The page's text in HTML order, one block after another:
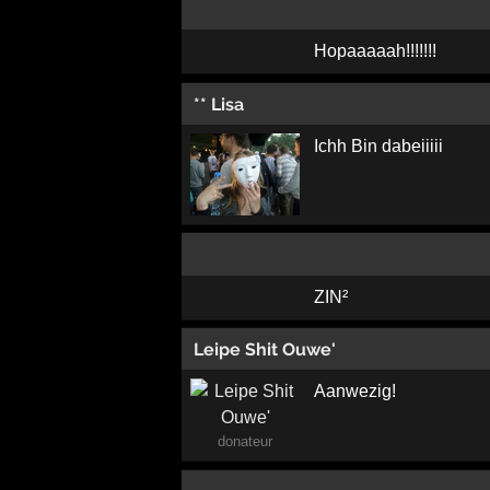
Hopaaaaah!!!!!!!
** Lisa
Ichh Bin dabeiiiii
ZIN²
Leipe Shit Ouwe'
donateur
Aanwezig!